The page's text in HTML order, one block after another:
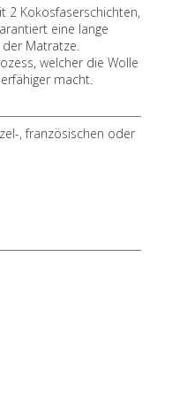
2 Kokosfaserschichten,
eine lange
Matratze.
welcher die Wolle
macht.
, französischen oder